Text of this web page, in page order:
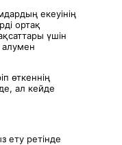
екеуінің
ортақ
үшін
өткеннің
ал кейде
ету ретінде